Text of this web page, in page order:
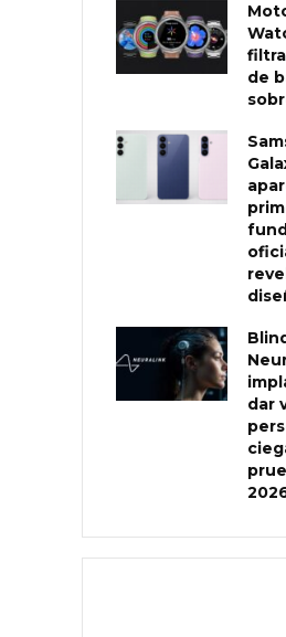
de
dar